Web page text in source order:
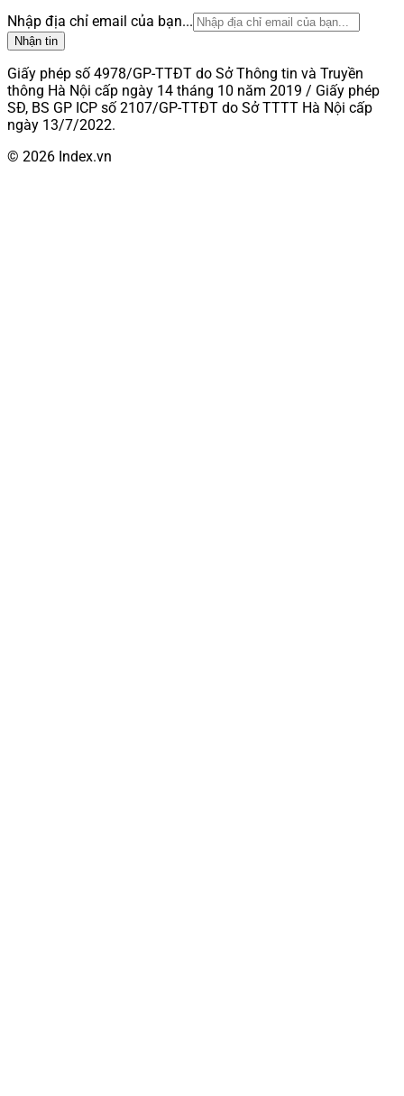
Nhập địa chỉ email của bạn...
Nhận tin
Giấy phép số 4978/GP-TTĐT do Sở Thông tin và Truyền
thông Hà Nội cấp ngày 14 tháng 10 năm 2019 / Giấy phép
SĐ, BS GP ICP số 2107/GP-TTĐT do Sở TTTT Hà Nội cấp
ngày 13/7/2022.
© 2026 Index.vn